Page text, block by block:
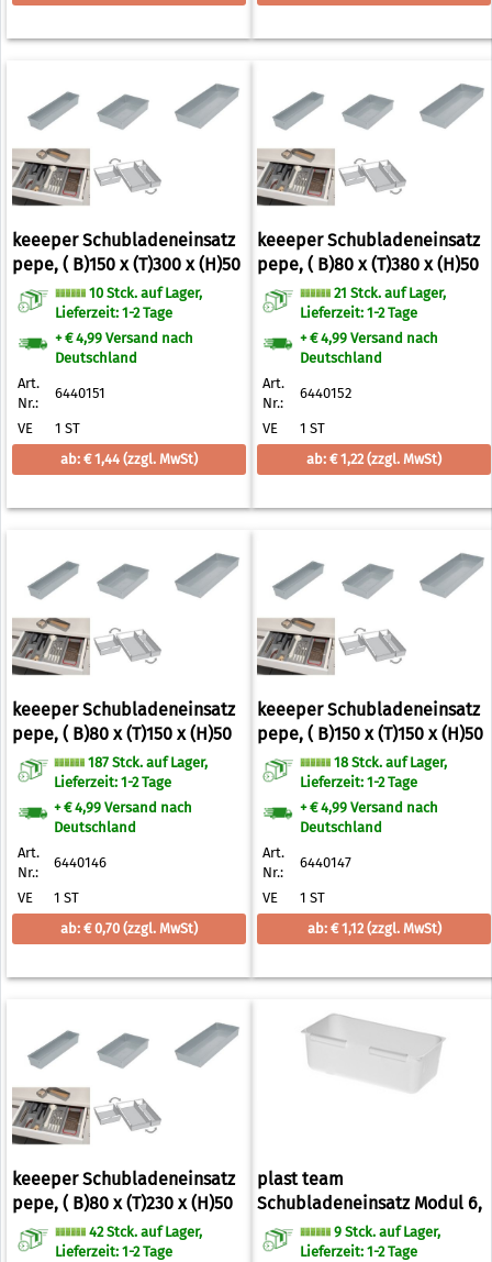
keeeper Schubladeneinsatz
pepe, ( B)150 x (T)300 x (H)50
mm (6440151)10 Stck. auf Lager,
Lieferzeit: 1-2 Tage
+ € 4,99 Versand nach
Deutschland
Art.
Nr.:
6440151
VE
1 ST
ab: € 1,44 (zzgl. MwSt)
keeeper Schubladeneinsatz
pepe, ( B)80 x (T)380 x (H)50
mm (6440152)21 Stck. auf Lager,
Lieferzeit: 1-2 Tage
+ € 4,99 Versand nach
Deutschland
Art.
Nr.:
6440152
VE
1 ST
ab: € 1,22 (zzgl. MwSt)
keeeper Schubladeneinsatz
pepe, ( B)80 x (T)150 x (H)50
mm (6440146)187 Stck. auf Lager,
Lieferzeit: 1-2 Tage
+ € 4,99 Versand nach
Deutschland
Art.
Nr.:
6440146
VE
1 ST
ab: € 0,70 (zzgl. MwSt)
keeeper Schubladeneinsatz
pepe, ( B)150 x (T)150 x (H)50
mm (6440147)18 Stck. auf Lager,
Lieferzeit: 1-2 Tage
+ € 4,99 Versand nach
Deutschland
Art.
Nr.:
6440147
VE
1 ST
ab: € 1,12 (zzgl. MwSt)
keeeper Schubladeneinsatz
pepe, ( B)80 x (T)230 x (H)50
mm (6440148)42 Stck. auf Lager,
Lieferzeit: 1-2 Tage
plast team
Schubladeneinsatz Modul 6,
weiß
9 Stck. auf Lager,
Lieferzeit: 1-2 Tage